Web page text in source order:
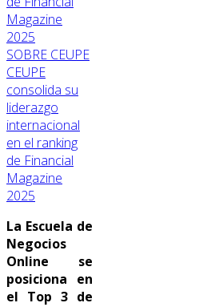
SOBRE CEUPE
CEUPE
consolida su
liderazgo
internacional
en el ranking
de Financial
Magazine
2025
La Escuela de
Negocios
Online se
posiciona en
el Top 3 de